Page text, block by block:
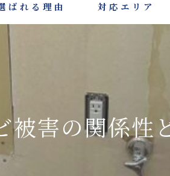
ばれる理由 対応エリア
被害の関係性